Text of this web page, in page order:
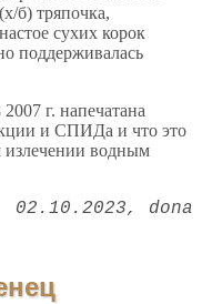
б) тряпочка,
сухих корок
поддерживалась
г. напечатана
и СПИДа и что это
излечении водным
02.10.2023 dona